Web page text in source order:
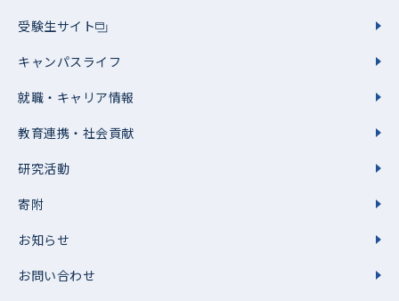
受験生サイト
キャンパスライフ
就職・キャリア情報
教育連携・社会貢献
研究活動
寄附
お知らせ
お問い合わせ